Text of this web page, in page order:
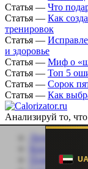
Статья — Что
Статья — Как
тренировок
Статья —
и здоровье
Статья — Миф о
Статья — Топ 5
Статья — Сорок
Статья — Как
Анализируй то,
Личный
Помощь